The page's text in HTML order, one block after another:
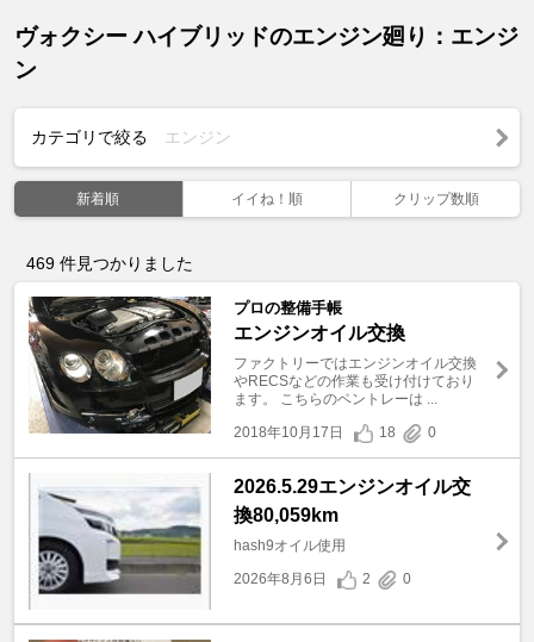
ヴォクシー ハイブリッドのエンジン廻り：エンジ
ン
カテゴリで絞る エンジン
新着順 イイね！順 クリップ数順
469 件見つかりました
プロの整備手帳
エンジンオイル交換
ファクトリーではエンジンオイル交換
やRECSなどの作業も受け付けており
ます。 こちらのベントレーは ...
2018年10月17日
18 0
2026.5.29エンジンオイル交
換80,059km
hash9オイル使用
2026年8月6日
2 0